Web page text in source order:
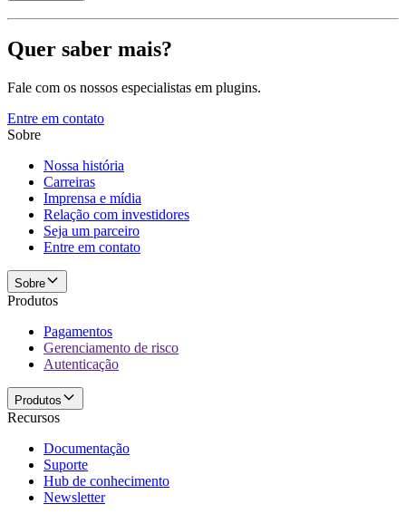
Quer saber mais?
Fale com os nossos especialistas em plugins.
Entre em contato
Sobre
Nossa história
Carreiras
Imprensa e mídia
Relação com investidores
Seja um parceiro
Entre em contato
Sobre
Produtos
Pagamentos
Gerenciamento de risco
Autenticação
Produtos
Recursos
Documentação
Suporte
Hub de conhecimento
Newsletter